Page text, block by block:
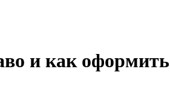
и как оформить